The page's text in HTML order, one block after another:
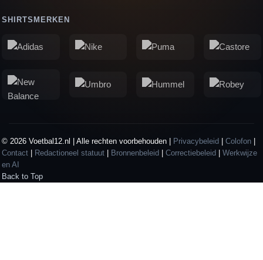
SHIRTSMERKEN
© 2026 Voetbal12.nl | Alle rechten voorbehouden | Privacybeleid Colofon
Contact
Redactioneel statuut Bronnenbeleid Correctiebeleid
Werkwijze
en AI
Back to Top